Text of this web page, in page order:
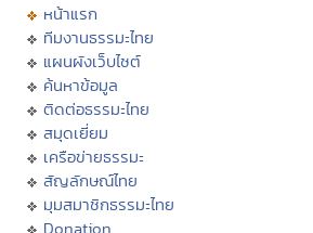
หน้าแรก
ทีมงานธรรมะไทย
แผนผังเว็บไซต์
ค้นหาข้อมูล
ติดต่อธรรมะไทย
สมุดเยี่ยม
เครือข่ายธรรมะ
สัญลักษณ์ไทย
มุมสมาชิกธรรมะไทย
Donation